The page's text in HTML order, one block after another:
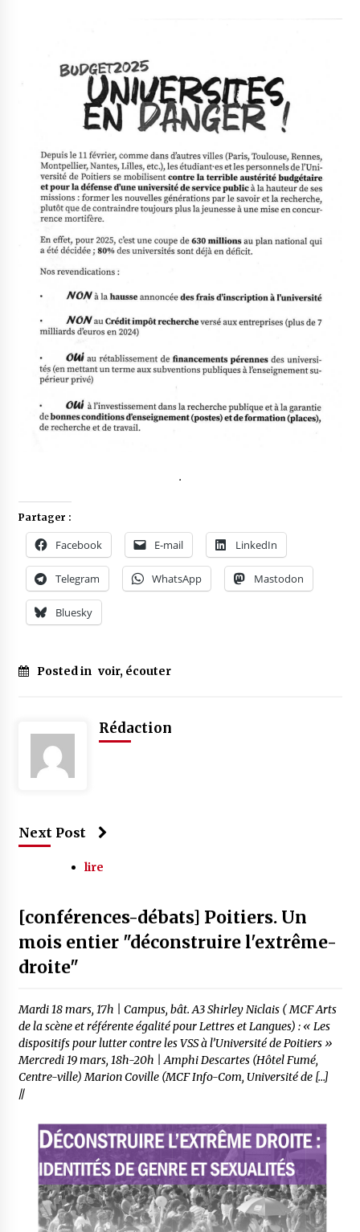
.
Partager :
Facebook E-mail LinkedIn
Telegram WhatsApp Mastodon
Bluesky
Posted in voir, écouter
Rédaction
Next Post
lire
[conférences-débats] Poitiers. Un
mois entier "déconstruire l'extrême-
droite"
Mardi 18 mars, 17h | Campus, bât. A3 Shirley Niclais ( MCF Arts
de la scène et référente égalité pour Lettres et Langues) : « Les
dispositifs pour lutter contre les VSS à l’Université de Poitiers »
Mercredi 19 mars, 18h-20h | Amphi Descartes (Hôtel Fumé,
Centre-ville) Marion Coville (MCF Info-Com, Université de […]
//